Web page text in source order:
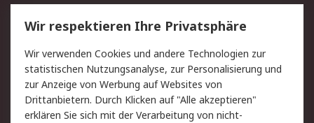
Service
Value Added Services
Lieferlösungen
Rücksendung/Entsorgung Kontakt
Hilfe
Rechtliches
Wir respektieren Ihre Privatsphäre
Wir verwenden Cookies und andere Technologien zur
statistischen Nutzungsanalyse, zur Personalisierung und
zur Anzeige von Werbung auf Websites von
Drittanbietern. Durch Klicken auf "Alle akzeptieren"
erklären Sie sich mit der Verarbeitung von nicht-